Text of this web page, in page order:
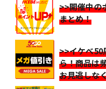
>>開催中の
まとめ！
>>イケベ50
ら！商品は
お見逃しな